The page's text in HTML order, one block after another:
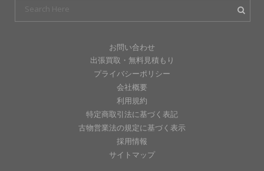
お問い合わせ
出張買取・無料見積もり
プライバシーポリシー
会社概要
利用規約
特定商取引法に基づく表記
古物営業法の規定に基づく表示
採用情報
サイトマップ